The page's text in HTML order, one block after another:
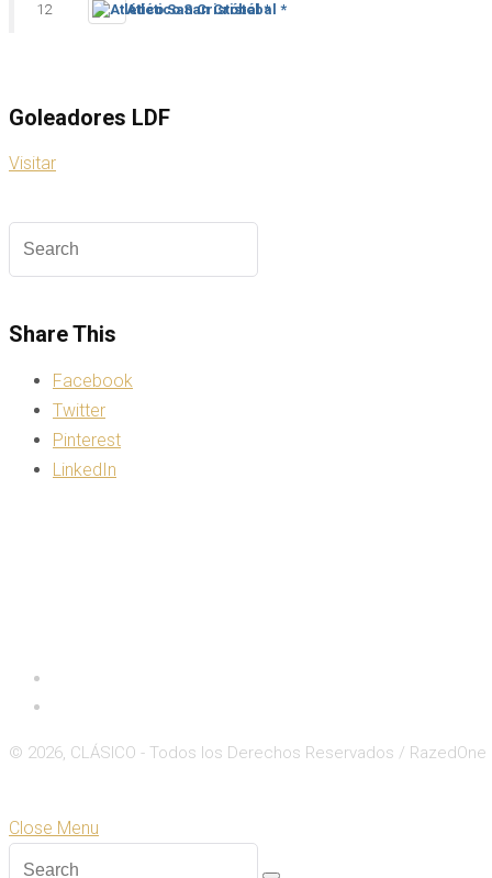
12 Atlético San Cristóbal *
Goleadores LDF
Visitar
Share This
Facebook
Twitter
Pinterest
LinkedIn
© 2026, CLÁSICO - Todos los Derechos Reservados / RazedOne
Close Menu